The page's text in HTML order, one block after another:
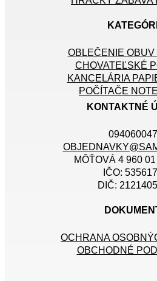
OBLEČENIE OBUV
CHOVATEĽSKÉ
KANCELÁRIA
POČÍTAČE
KONTAKTNÉ
MÔŤOVÁ 4 960
IČO:
DIČ:
OCHRANA
OBCHODNÉ